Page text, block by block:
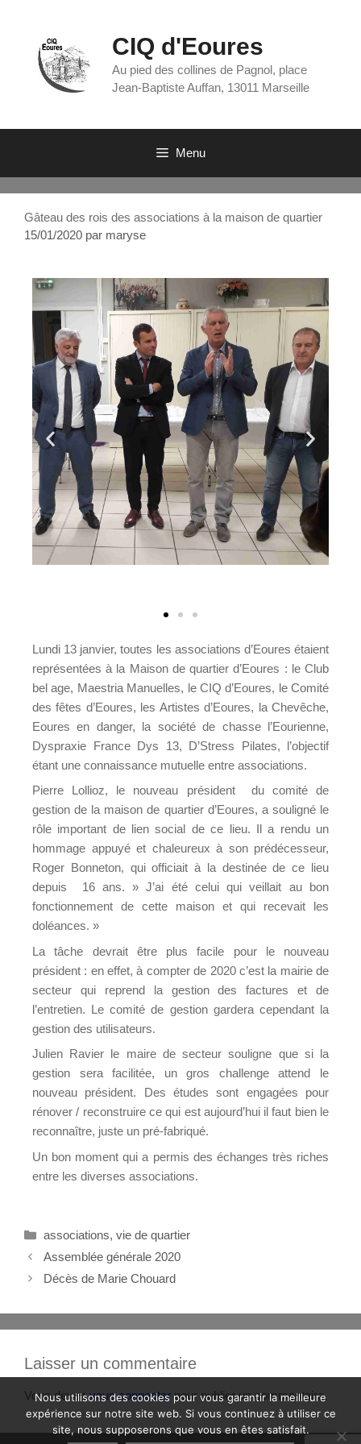
CIQ d'Eoures
Au pied des collines de Pagnol, place
Jean-Baptiste Auffan, 13011 Marseille
Menu
Gâteau des rois des associations à la maison de quartier
15/01/2020 par maryse
Lundi 13 janvier, toutes les associations d’Eoures étaient
représentées à la Maison de quartier d’Eoures : le Club
bel age, Maestria Manuelles, le CIQ d’Eoures, le Comité
des fêtes d’Eoures, les Artistes d’Eoures, la Chevêche,
Eoures en danger, la société de chasse l’Eourienne,
Dyspraxie France Dys 13, D’Stress Pilates, l’objectif
étant une connaissance mutuelle entre associations.
Pierre Lollioz, le nouveau président du comité de
gestion de la maison de quartier d’Eoures, a souligné le
rôle important de lien social de ce lieu. Il a rendu un
hommage appuyé et chaleureux à son prédécesseur,
Roger Bonneton, qui officiait à la destinée de ce lieu
depuis 16 ans. » J’ai été celui qui veillait au bon
fonctionnement de cette maison et qui recevait les
doléances. »
La tâche devrait être plus facile pour le nouveau
président : en effet, à compter de 2020 c’est la mairie de
secteur qui reprend la gestion des factures et de
l’entretien. Le comité de gestion gardera cependant la
gestion des utilisateurs.
Julien Ravier le maire de secteur souligne que si la
gestion sera facilitée, un gros challenge attend le
nouveau président. Des études sont engagées pour
rénover / reconstruire ce qui est aujourd’hui il faut bien le
reconnaître, juste un pré-fabriqué.
Un bon moment qui a permis des échanges très riches
entre les diverses associations.
associations, vie de quartier
Assemblée générale 2020
Décès de Marie Chouard
Laisser un commentaire
Vous devezvous connecter pour publier un commentaire.
Nous utilisons des cookies pour vous garantir la meilleure
expérience sur notre site web. Si vous continuez à utiliser ce
site, nous supposerons que vous en êtes satisfait.